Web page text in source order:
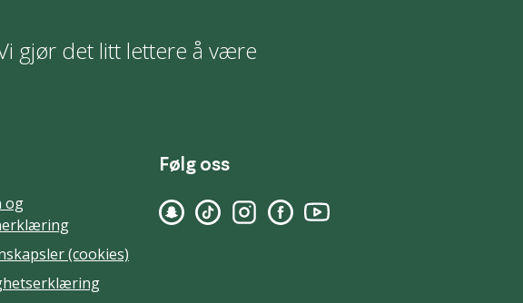
gjør det litt lettere å være
og
(cookies)
Følg oss